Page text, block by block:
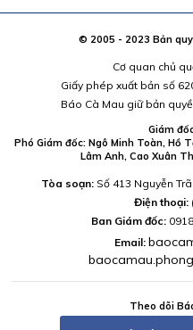
© 2005 - 2023 Bản
Cơ quan chủ
Giấy phép xuất bản số
Báo Cà Mau giữ bản
Giám
Phó Giám đốc: Ngô Minh Toàn, Hồ
Lâm Anh, Cao Xuân
Tòa soạn:Số 413 Nguyễn
Điện thoại:
Ban Giám đốc:
Email:
Theo dõi